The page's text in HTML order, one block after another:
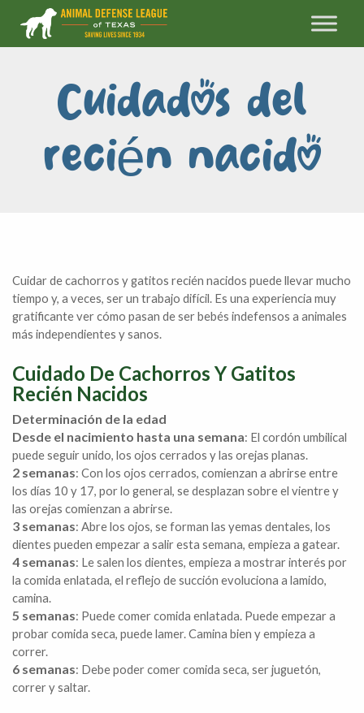
Cuidados del
recién nacido
Cuidar de cachorros y gatitos recién nacidos puede llevar mucho
tiempo y, a veces, ser un trabajo difícil. Es una experiencia muy
gratificante ver cómo pasan de ser bebés indefensos a animales
más independientes y sanos.
Cuidado De Cachorros Y Gatitos
Recién Nacidos
Determinación de la edad
Desde el nacimiento hasta una semana: El cordón umbilical
puede seguir unido, los ojos cerrados y las orejas planas.
2 semanas: Con los ojos cerrados, comienzan a abrirse entre
los días 10 y 17, por lo general, se desplazan sobre el vientre y
las orejas comienzan a abrirse.
3 semanas: Abre los ojos, se forman las yemas dentales, los
dientes pueden empezar a salir esta semana, empieza a gatear.
4 semanas: Le salen los dientes, empieza a mostrar interés por
la comida enlatada, el reflejo de succión evoluciona a lamido,
camina.
5 semanas: Puede comer comida enlatada. Puede empezar a
probar comida seca, puede lamer. Camina bien y empieza a
correr.
6 semanas: Debe poder comer comida seca, ser juguetón,
correr y saltar.